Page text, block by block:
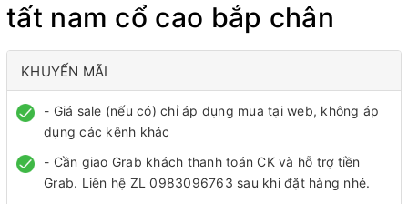
tất nam cổ cao bắp chân
KHUYẾN MÃI
- Giá sale (nếu có) chỉ áp dụng mua tại web, không áp
dụng các kênh khác
- Cần giao Grab khách thanh toán CK và hỗ trợ tiền
Grab. Liên hệ ZL 0983096763 sau khi đặt hàng nhé.